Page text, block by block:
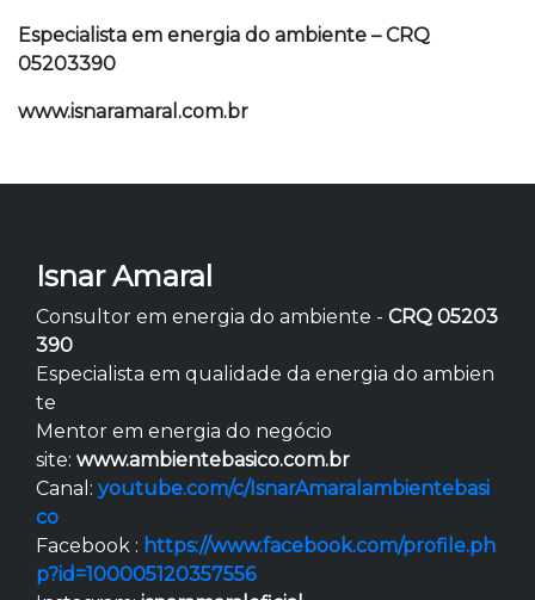
Especialista em energia do ambiente – CRQ
05203390
www.isnaramaral.com.br
Isnar Amaral
Consultor em energia do ambiente - CRQ 05203
390
Especialista em qualidade da energia do ambien
te
Mentor em energia do negócio
site: www.ambientebasico.com.br
Canal: youtube.com/c/IsnarAmaralambientebasi
co
Facebook : https://www.facebook.com/profile.ph
p?id=100005120357556